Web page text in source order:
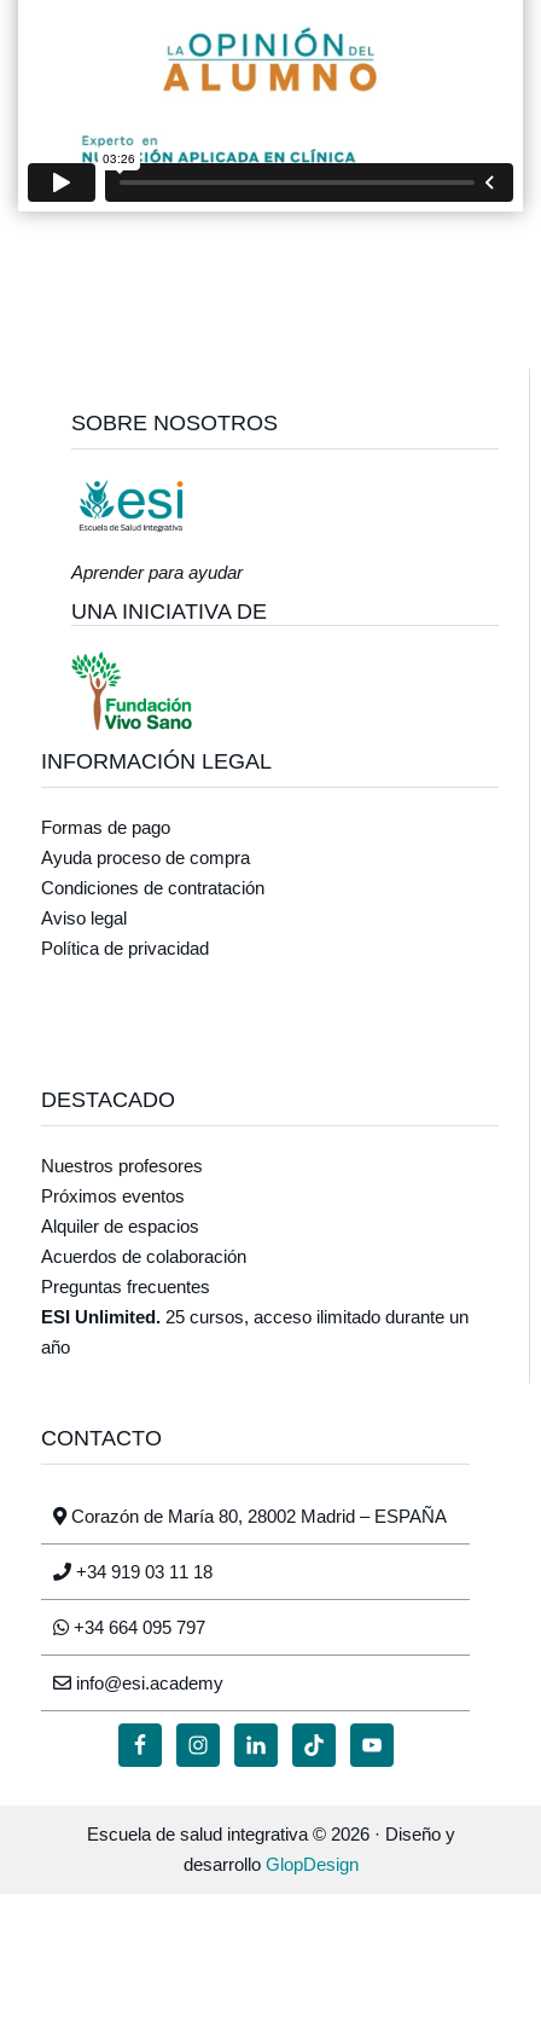
SOBRE NOSOTROS
Aprender para ayudar
UNA INICIATIVA DE
INFORMACIÓN LEGAL
Formas de pago
Ayuda proceso de compra
Condiciones de contratación
Aviso legal
Política de privacidad
DESTACADO
Nuestros profesores
Próximos eventos
Alquiler de espacios
Acuerdos de colaboración
Preguntas frecuentes
ESI Unlimited. 25 cursos, acceso ilimitado durante un
año
CONTACTO
Corazón de María 80, 28002 Madrid – ESPAÑA
+34 919 03 11 18
+34 664 095 797
info@esi.academy
Escuela de salud integrativa © 2026 · Diseño y
desarrollo GlopDesign